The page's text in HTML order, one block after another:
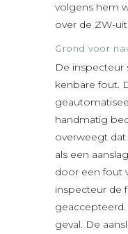
volgens hem
over de ZW-
Grond voor
De inspecteur
kenbare fout.
handmatig
overweegt
als een
door een fout
inspecteur de
geval. De